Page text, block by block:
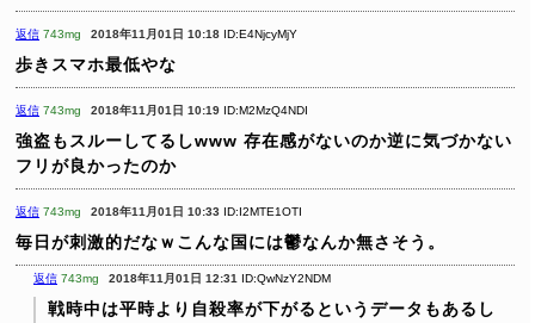
返信 743mg 2018年11月01日 10:18 ID:E4NjcyMjY
歩きスマホ最低やな
返信 743mg 2018年11月01日 10:19 ID:M2MzQ4NDI
強盗もスルーしてるしwww 存在感がないのか逆に気づかない
フリが良かったのか
返信 743mg 2018年11月01日 10:33 ID:I2MTE1OTI
毎日が刺激的だなｗこんな国には鬱なんか無さそう。
返信 743mg 2018年11月01日 12:31 ID:QwNzY2NDM
戦時中は平時より自殺率が下がるというデータもあるし